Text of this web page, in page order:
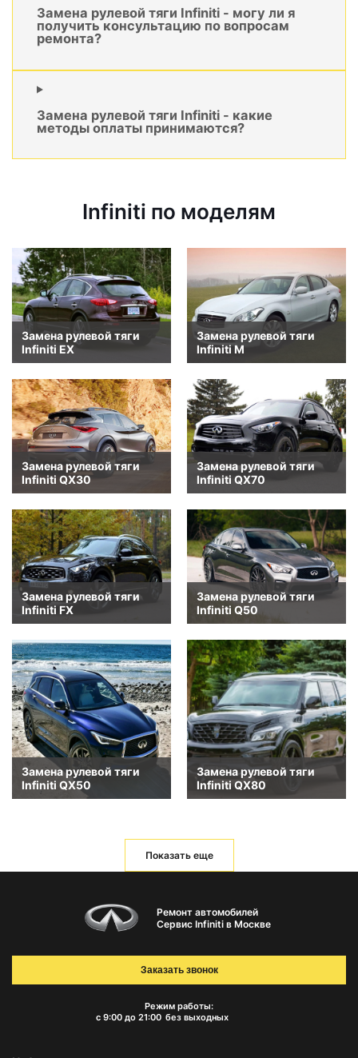
Замена рулевой тяги Infiniti - могу ли я
получить консультацию по вопросам
ремонта?
Замена рулевой тяги Infiniti - какие
методы оплаты принимаются?
Infiniti по моделям
Замена рулевой тяги
Infiniti EX
Замена рулевой тяги
Infiniti M
Замена рулевой тяги
Infiniti QX30
Замена рулевой тяги
Infiniti QX70
Замена рулевой тяги
Infiniti FX
Замена рулевой тяги
Infiniti Q50
Замена рулевой тяги
Infiniti QX50
Замена рулевой тяги
Infiniti QX80
Показать еще
Ремонт автомобилей
Сервис Infiniti в Москве
Режим работы:
с 9:00 до 21:00 без выходных
Заказать звонок